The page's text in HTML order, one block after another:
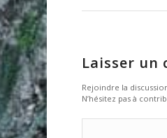
Laisser un
Rejoindre la
N’hésitez pas à